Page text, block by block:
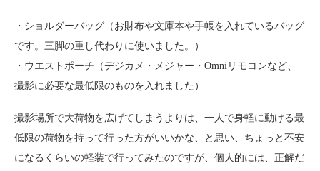
・ショルダーバッグ（お財布や文庫本や手帳を入れているバッグ
です。三脚の重し代わりに使いました。）
・ウエストポーチ（デジカメ・メジャー・Omniリモコンなど、
撮影に必要な最低限のものを入れました）
撮影場所で大荷物を広げてしまうよりは、一人で身軽に動ける最
低限の荷物を持って行った方がいいかな、と思い、ちょっと不安
になるくらいの軽装で行ってみたのですが、個人的には、正解だ